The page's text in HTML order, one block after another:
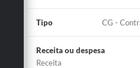
Tipo CG -
Receita ou despesa
Receita